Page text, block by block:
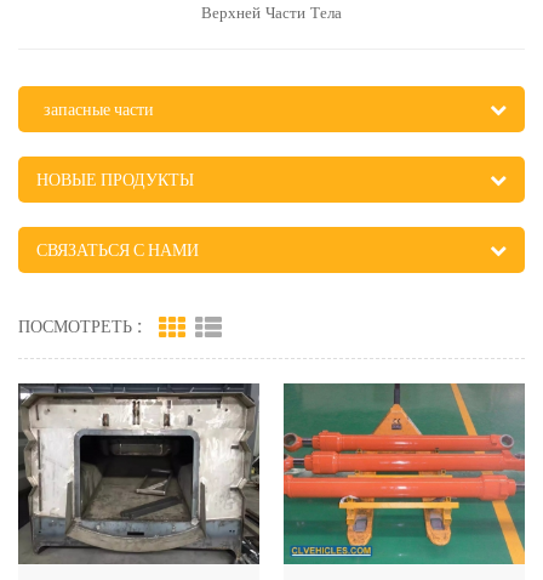
Верхней Части Тела
запасные части
НОВЫЕ ПРОДУКТЫ
СВЯЗАТЬСЯ С НАМИ
ПОСМОТРЕТЬ :